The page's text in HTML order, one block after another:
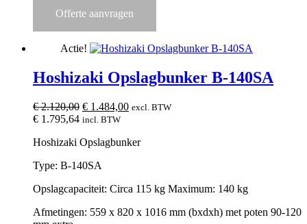
Offerte aanvragen
Actie!
Hoshizaki Opslagbunker B-140SA
€2.120,00 Oorspronkelijke
prijs
€ 2.120,00.
€ 1.484,00Huidige
€ 1.484,00.
excl. BTW
€ 1.795,64 incl. BTW
Hoshizaki Opslagbunker
Type: B-140SA
Opslagcapaciteit: Circa 115 kg Maximum: 140 kg
Afmetingen: 559 x 820 x 1016 mm (bxdxh) met poten 90-120